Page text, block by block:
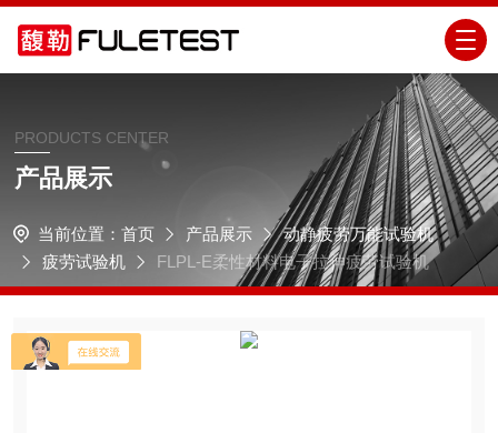
PRODUCTS CENTER
产品展示
当前位置： 首页 产品展示
动静疲劳万能试验机
疲劳试验机
FLPL-E柔性材料电子拉伸疲劳试验机